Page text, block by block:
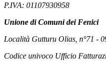
P.IVA: 01107930958
Unione di Comuni dei Fenici
Località Gutturu Olias, n°71 -
Codice univoco Ufficio